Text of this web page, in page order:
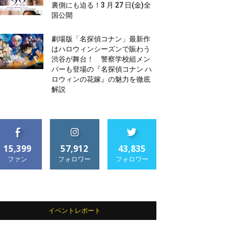
裏側にも迫る！3 月 27 日(金)全
国公開
劇場版「名探偵コナン」最新作
はハロウィンシーズンで賑わう
渋谷が舞台！ 警察学校組メン
バーも登場の『名探偵コナン ハ
ロウィンの花嫁』の魅力を徹底
解説
15,399
ファン
57,912
フォロワー
43,835
フォロワー
イベントレポート